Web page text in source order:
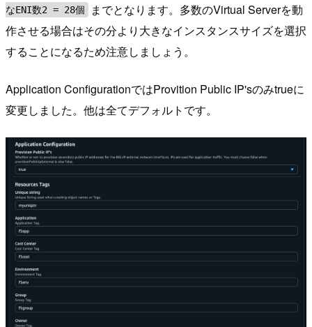
なENI数2 = 28個
までとなります。多数のVirtual Serverを動
作させる場合はその分より大きなインスタンスサイズを選択
することになるため注意しましょう。
Application ConfigurationではProvition Public IP'sのみtrueに
変更しました。他は全てデフォルトです。